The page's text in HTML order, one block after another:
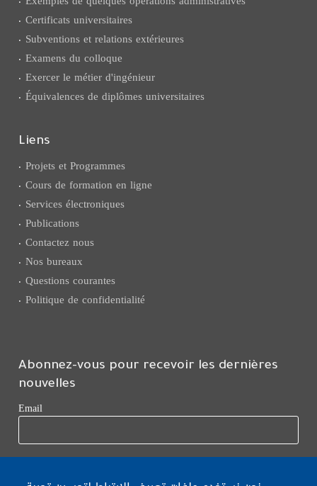
Certificats universitaires
Subventions et relations extérieures
Examens du colloque
Exercer le métier d'ingénieur
Équivalences de diplômes universitaires
Liens
Projets et Programmes
Cours de formation en ligne
Services électroniques
Publications
Contactez nous
Nos bureaux
Questions courantes
Politique de confidentialité
Abonnez-vous pour recevoir les dernières
nouvelles
Email